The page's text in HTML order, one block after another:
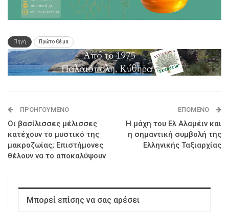
Πηγή Πρώτο Θέμα
ΠΡΟΗΓΟΎΜΕΝΟ
Οι βασίλισσες μέλισσες
κατέχουν το μυστικό της
μακροζωίας; Επιστήμονες
θέλουν να το αποκαλύψουν
ΕΠΌΜΕΝΟ
Η μάχη του Ελ Αλαμέιν και
η σημαντική συμβολή της
Ελληνικής Ταξιαρχίας
Μπορεί επίσης να σας αρέσει